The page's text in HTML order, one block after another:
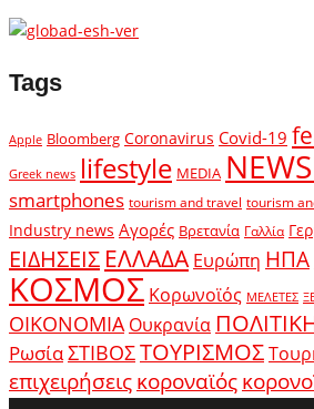
Tags
Apple Bloomberg Coronavirus Covid-19
Greek news lifestyle MEDIA
smartphones tourism and travel tourism
Industry news Αγορές Βρετανία Γαλλία
ΕΙΔΗΣΕΙΣ ΕΛΛΑΔΑ Ευρώπη ΗΠΑ
ΚΟΣΜΟΣ Κορωνοϊός ΜΕΛΕΤΕΣ
ΟΙΚΟΝΟΜΙΑ Ουκρανία
ΡωσίαΣΤΙΒΟΣΤΟΥΡΙΣΜΟΣ
επιχειρήσειςκοροναϊός